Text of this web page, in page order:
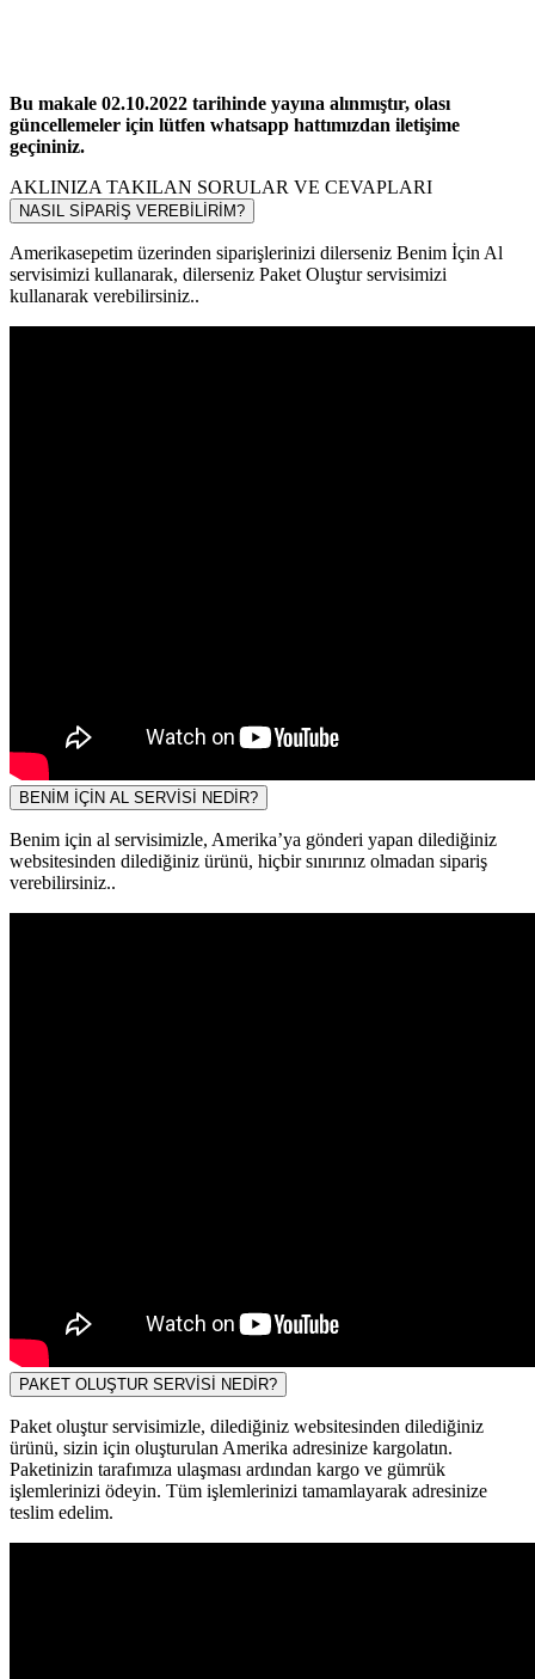
Bu makale 02.10.2022 tarihinde yayına alınmıştır, olası
güncellemeler için lütfen whatsapp hattımızdan iletişime
geçininiz.
AKLINIZA TAKILAN SORULAR VE CEVAPLARI
NASIL SİPARİŞ VEREBİLİRİM?
Amerikasepetim üzerinden siparişlerinizi dilerseniz Benim İçin Al
servisimizi kullanarak, dilerseniz Paket Oluştur servisimizi
kullanarak verebilirsiniz..
BENİM İÇİN AL SERVİSİ NEDİR?
Benim için al servisimizle, Amerika’ya gönderi yapan dilediğiniz
websitesinden dilediğiniz ürünü, hiçbir sınırınız olmadan sipariş
verebilirsiniz..
PAKET OLUŞTUR SERVİSİ NEDİR?
Paket oluştur servisimizle, dilediğiniz websitesinden dilediğiniz
ürünü, sizin için oluşturulan Amerika adresinize kargolatın.
Paketinizin tarafımıza ulaşması ardından kargo ve gümrük
işlemlerinizi ödeyin. Tüm işlemlerinizi tamamlayarak adresinize
teslim edelim.